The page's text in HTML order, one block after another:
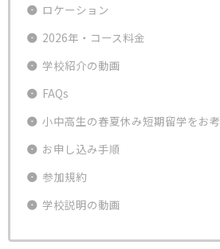
ロケーション
2026年・コース料金
学校紹介の動画
FAQs
小中高生の春夏休み短期留学をお
お申し込み手順
参加規約
学校説明の動画